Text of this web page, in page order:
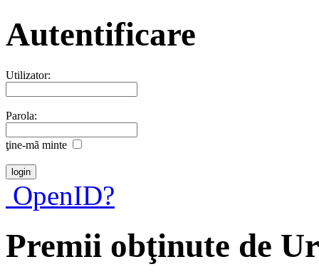
Autentificare
Utilizator:
Parola:
ţine-mã minte
OpenID?
Premii obţinute de